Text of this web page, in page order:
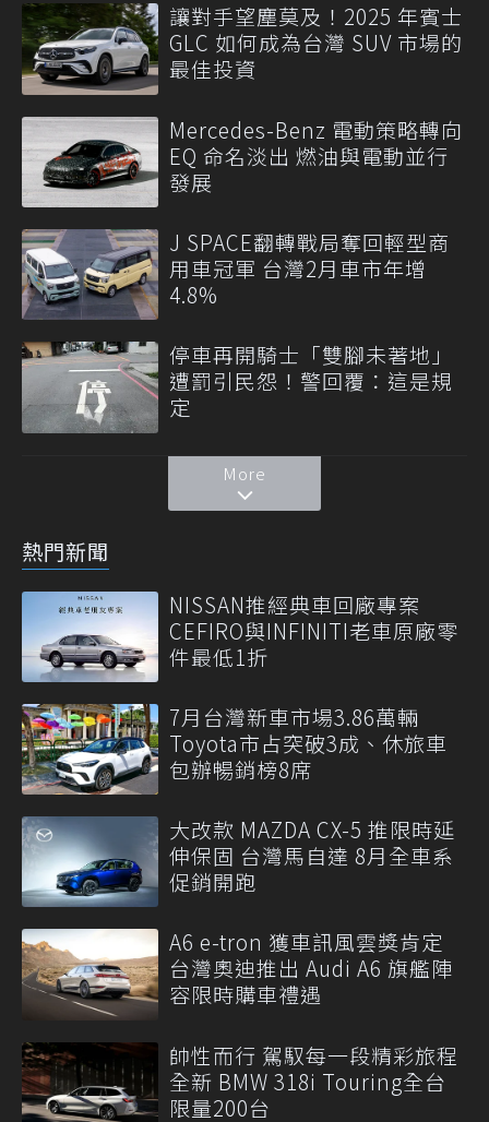
讓對手望塵莫及！2025 年賓士
GLC 如何成為台灣 SUV 市場的
最佳投資
Mercedes-Benz 電動策略轉向
EQ 命名淡出 燃油與電動並行
發展
J SPACE翻轉戰局奪回輕型商
用車冠軍 台灣2月車市年增
4.8%
停車再開騎士「雙腳未著地」
遭罰引民怨！警回覆：這是規
定
More
熱門新聞
NISSAN推經典車回廠專案
CEFIRO與INFINITI老車原廠零
件最低1折
7月台灣新車市場3.86萬輛
Toyota市占突破3成、休旅車
包辦暢銷榜8席
大改款 MAZDA CX-5 推限時延
伸保固 台灣馬自達 8月全車系
促銷開跑
A6 e-tron 獲車訊風雲獎肯定
台灣奧迪推出 Audi A6 旗艦陣
容限時購車禮遇
帥性而行 駕馭每一段精彩旅程
全新 BMW 318i Touring全台
限量200台